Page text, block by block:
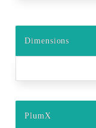
Dimensions
PlumX